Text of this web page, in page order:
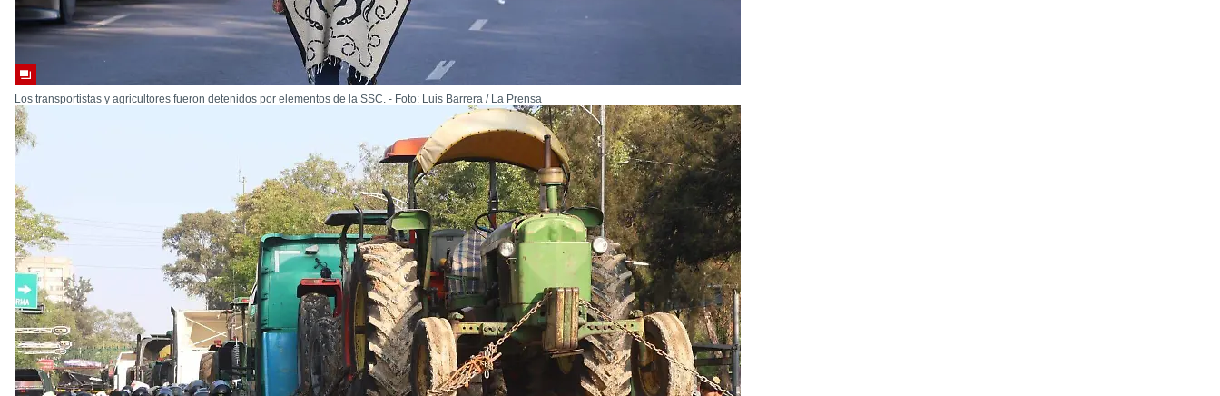
Los transportistas y agricultores fueron detenidos por elementos de la SSC. - Foto: Luis Barrera / La Prensa